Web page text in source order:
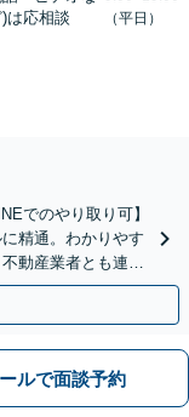
)は応相談
（平日）
でのやり取り可】
精通。わかりやす
動産業者とも連携
ルで面談予約